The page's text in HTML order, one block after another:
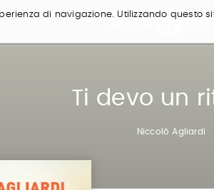
di navigazione. Utilizzando questo
Ti devo un
Niccolò Agliardi